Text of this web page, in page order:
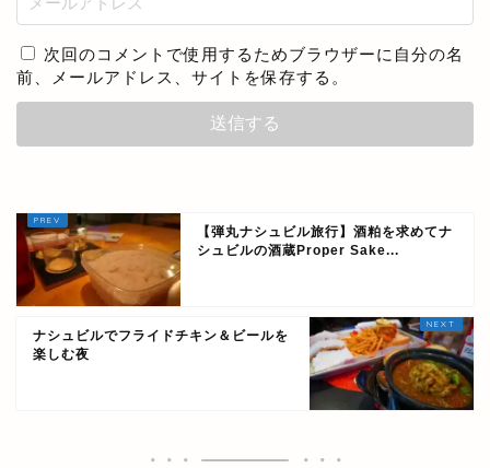
次回のコメントで使用するためブラウザーに自分の名
前、メールアドレス、サイトを保存する。
【弾丸ナシュビル旅行】酒粕を求めてナ
シュビルの酒蔵Proper Sake...
ナシュビルでフライドチキン＆ビールを
楽しむ夜